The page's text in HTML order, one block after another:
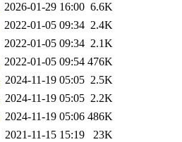
2026-01-29 16:00 6.6K
2022-01-05 09:34 2.4K
2022-01-05 09:34 2.1K
2022-01-05 09:54 476K
2024-11-19 05:05 2.5K
2024-11-19 05:05 2.2K
2024-11-19 05:06 486K
2021-11-15 15:19
23K